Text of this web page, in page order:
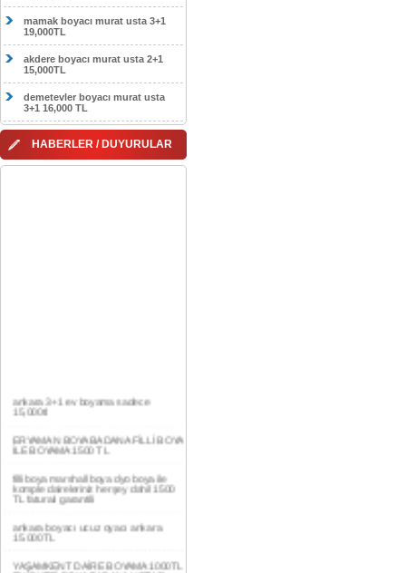
mamak boyacı murat usta 3+1
19,000TL
akdere boyacı murat usta 2+1
15,000TL
demetevler boyacı murat usta
3+1 16,000 TL
HABERLER / DUYURULAR
ERYAMAN BOYA BADANA FİLLİ BOYA
İLE BOYAMA 1500 TL
filli boya marshall boya dyo boya ile
komple daireleriniz herşey dahil 1500
ankara boyacı ucuz oyacı ankara
15.000TL
YAŞAMKENT DAİRE BOYAMA 1000TL
EV,İŞYERİ BOYA BADANA USTASI